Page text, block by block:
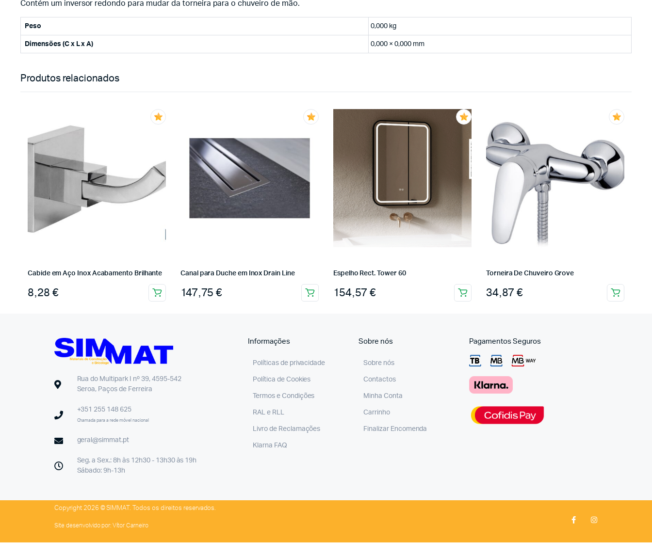
Contém um inversor redondo para mudar da torneira para o chuveiro de mão.
Peso 0,000 kg
Dimensões (C x L x A) 0,000 × 0,000 mm
Produtos relacionados
Cabide em Aço Inox Acabamento Brilhante
8,28 €
Canal para Duche em Inox Drain Line
147,75 €
Espelho Rect. Tower 60
154,57 €
Torneira De Chuveiro Grove
34,87 €
Rua do Multipark I nº 39, 4595-542
Seroa, Paços de Ferreira
+351 255 148 625
Chamada para a rede móvel nacional
geral@simmat.pt
Seg. a Sex.: 8h às 12h30 - 13h30 às 19h
Sábado: 9h-13h
Informações
Políticas de privacidade
Política de Cookies
Termos e Condições
RAL e RLL
Livro de Reclamações
Klarna FAQ
Sobre nós
Sobre nós
Contactos
Minha Conta
Carrinho
Finalizar Encomenda
Pagamentos Seguros
Copyright 2026 © SIMMAT. Todos os direitos reservados.
Site desenvolvido por: Vítor Carneiro